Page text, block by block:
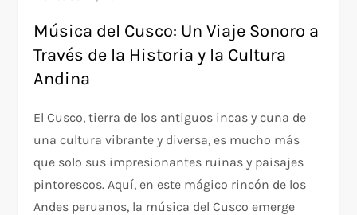
Música del Cusco: Un Viaje Sonoro a
Través de la Historia y la Cultura
Andina
El Cusco, tierra de los antiguos incas y cuna de
una cultura vibrante y diversa, es mucho más
que solo sus impresionantes ruinas y paisajes
pintorescos. Aquí, en este mágico rincón de los
Andes peruanos, la música del Cusco emerge